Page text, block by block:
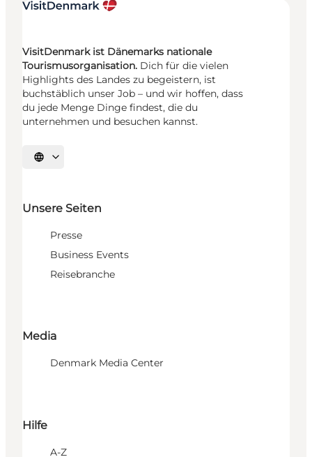
VisitDenmark ist Dänemarks nationale
Tourismusorganisation. Dich für die vielen
Highlights des Landes zu begeistern, ist
buchstäblich unser Job – und wir hoffen, dass
du jede Menge Dinge findest, die du
unternehmen und besuchen kannst.
Sprache auswählen
Unsere Seiten
Presse
Business Events
Reisebranche
Media
Denmark Media Center
Hilfe
A-Z